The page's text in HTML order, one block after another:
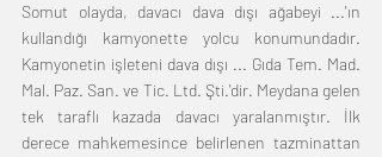
Somut olayda, davacı dava dışı ağabeyi ...'ın
kullandığı kamyonette yolcu konumundadır.
Kamyonetin işleteni dava dışı ... Gıda Tem. Mad.
Mal. Paz. San. ve Tic. Ltd. Şti.'dir. Meydana gelen
tek taraflı kazada davacı yaralanmıştır. İlk
derece mahkemesince belirlenen tazminattan